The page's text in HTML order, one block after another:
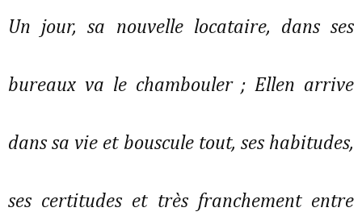
Un jour, sa nouvelle locataire, dans ses
bureaux va le chambouler ; Ellen arrive
dans sa vie et bouscule tout, ses habitudes,
ses certitudes et très franchement entre